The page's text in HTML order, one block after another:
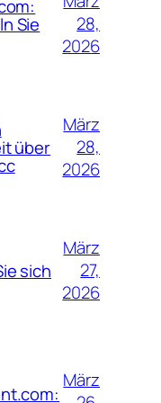
Sie
28,
2026
über
März
28,
2026
sich
März
27,
2026
März